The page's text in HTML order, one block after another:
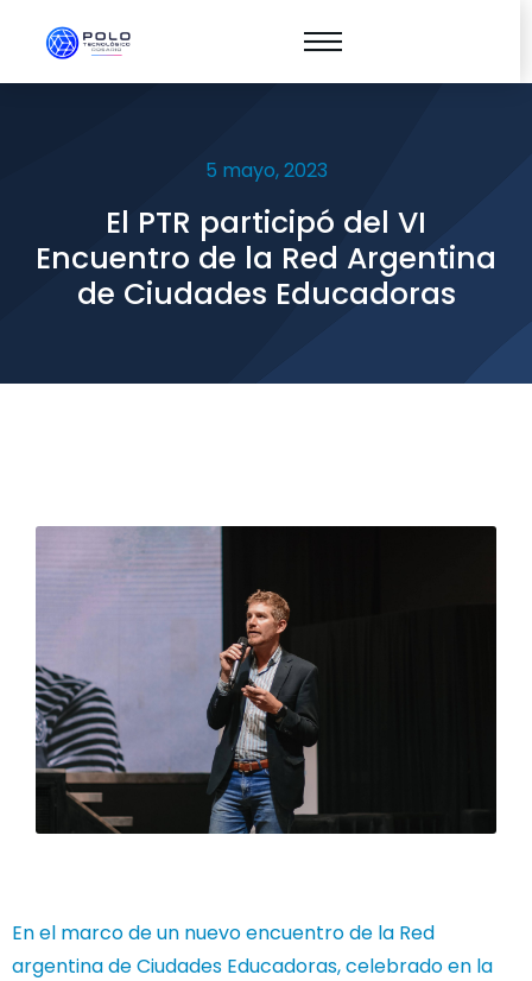
5 mayo, 2023
El PTR participó del VI
Encuentro de la Red Argentina
de Ciudades Educadoras
En el marco de un nuevo encuentro de la Red
argentina de Ciudades Educadoras, celebrado en la